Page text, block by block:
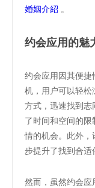
婚姻介紹 。
约会应用的魅
约会应用因其便
机，用户可以轻
方式，迅速找到
了时间和空间的
情的机会。此外
步提升了找到合适
然而，虽然约会